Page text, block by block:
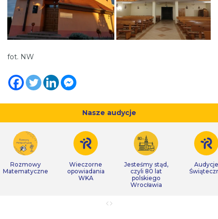
fot. NW
Nasze audycje
Rozmowy
Matematyczne
Wieczorne
opowiadania
WKA
Jesteśmy stąd,
czyli 80 lat
polskiego
Wrocławia
Audycje